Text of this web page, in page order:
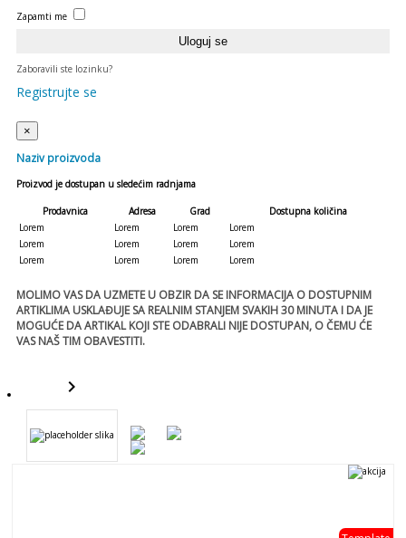
Zapamti me
Zaboravili ste lozinku?
Registrujte se
×
Naziv proizvoda
Proizvod je dostupan u sledećim radnjama
Prodavnica Adresa Grad
Dostupna količina
Lorem
Lorem Lorem
Lorem
Lorem
Lorem Lorem
Lorem
Lorem
Lorem Lorem Lorem
MOLIMO VAS DA UZMETE U OBZIR DA SE INFORMACIJA O DOSTUPNIM
ARTIKLIMA USKLAĐUJE SA REALNIM STANJEM SVAKIH 30 MINUTA I DA JE
MOGUĆE DA ARTIKAL KOJI STE ODABRALI NIJE DOSTUPAN, O ČEMU ĆE
VAS NAŠ TIM OBAVESTITI.
keyboard_arrow_right